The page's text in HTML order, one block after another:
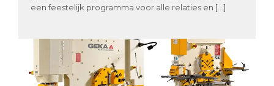
een feestelijk programma voor alle relaties en […]